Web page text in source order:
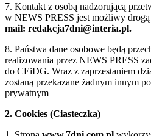
7. Kontakt z osobą nadzorującą
w NEWS PRESS jest możliwy drogą
mail: redakcja7dni@interia.pl.
8. Państwa dane osobowe będą
realizowania przez NEWS PRESS
do CEiDG. Wraz z zaprzestaniem
zostaną przekazane żadnym innym
prywatnym
2. Cookies (Ciasteczka)